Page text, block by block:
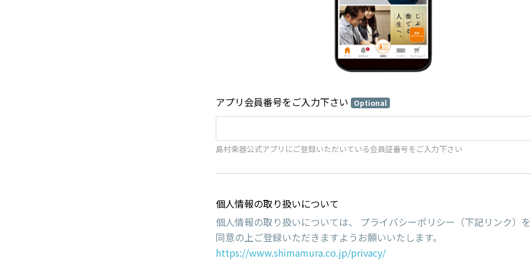
アプリ会員番号をご入力下さい Optional
島村楽器公式アプリにご登録いただいている会員証番号をご入力下さい
個人情報の取り扱いについて
個人情報の取り扱いについては、 プライバシーポリシー（下記リンク）を
同意の上ご登録いただきますようお願いいたします。
https://www.shimamura.co.jp/privacy/